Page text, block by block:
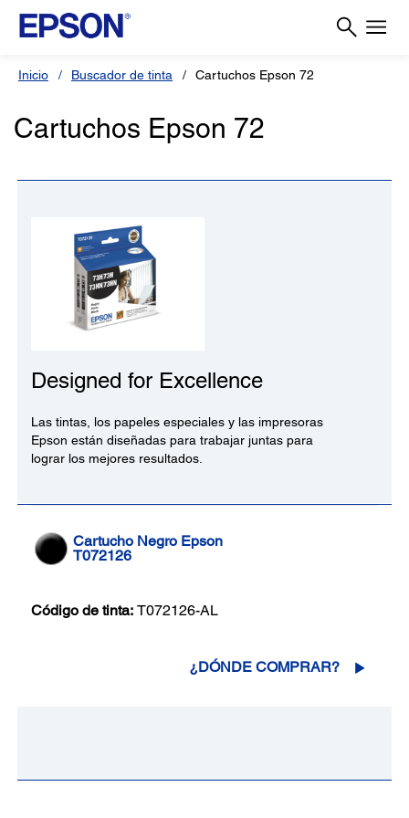
Inicio Buscador de tinta Cartuchos Epson 72
Cartuchos Epson 72
Designed for Excellence
Las tintas, los papeles especiales y las impresoras
Epson están diseñadas para trabajar juntas para
lograr los mejores resultados.
Cartucho Negro Epson
T072126
Código de tinta: T072126-AL
¿DÓNDE COMPRAR?